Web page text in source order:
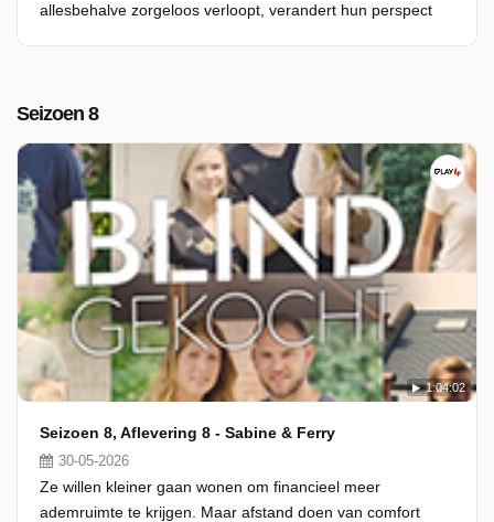
allesbehalve zorgeloos verloopt, verandert hun perspect
Seizoen 8
1:04:02
Seizoen 8, Aflevering 8 - Sabine & Ferry
30-05-2026
Ze willen kleiner gaan wonen om financieel meer
ademruimte te krijgen. Maar afstand doen van comfort